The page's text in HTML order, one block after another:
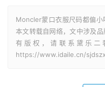
Moncler蒙口衣服尺码都偏小
本文转载自网络，文中涉及
有版权，请联系黛乐二
https://www.idaile.cn/